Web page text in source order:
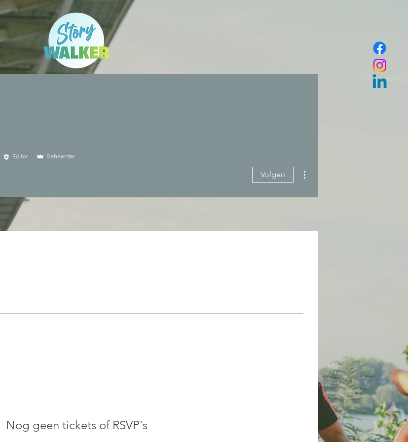
Nog geen tickets of RSVP's
Editor Beheerder
Volgen